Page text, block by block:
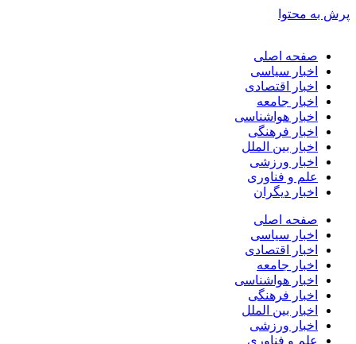
پرش به محتوا
صفحه اصلی
اخبار سیاسی
اخبار اقتصادی
اخبار جامعه
اخبار هواشناسی
اخبار فرهنگی
اخبار بین الملل
اخبار ورزشی
علم و فناوری
اخبار دیگران
صفحه اصلی
اخبار سیاسی
اخبار اقتصادی
اخبار جامعه
اخبار هواشناسی
اخبار فرهنگی
اخبار بین الملل
اخبار ورزشی
علم و فناوری